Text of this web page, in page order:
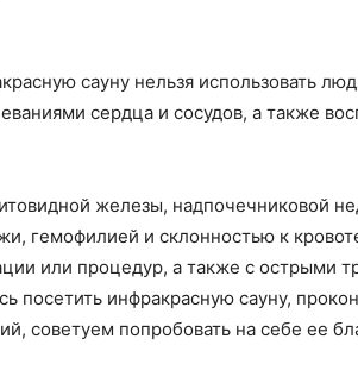
сауну нельзя использовать
сердца и сосудов, а также
железы, надпочечниковой
гемофилией и склонностью к
или процедур, а также с острыми
инфракрасную сауну,
советуем попробовать на себе ее